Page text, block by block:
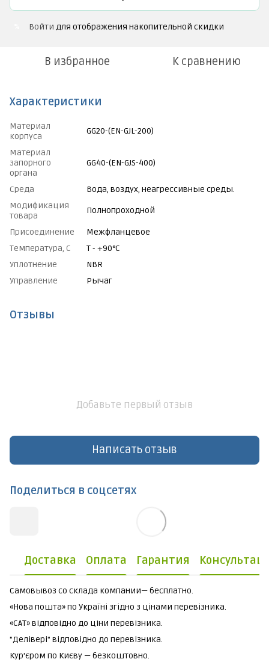
Войти для отображения накопительной скидки
В избранное К сравнению
Характеристики
Материал
корпуса
GG20-(EN-GJL-200)
Материал
запорного
органа
GG40-(EN-GJS-400)
Среда
Вода, воздух, неагрессивные среды.
Модификация
товара
Полнопроходной
Присоединение
Межфланцевое
Температура, С
Т - +90°C
Уплотнение
NBR
Управление
Рычаг
Отзывы
Добавьте первый отзыв
Написать отзыв
Поделиться в соцсетях
Доставка Оплата Гарантия
Самовывоз со склада компании— бесплатно.
«Нова пошта» по Україні згідно з цінами перевізника.
«САТ» відповідно до ціни перевізника.
"Делівері" відповідно до перевізника.
Кур'єром по Києву — безкоштовно.